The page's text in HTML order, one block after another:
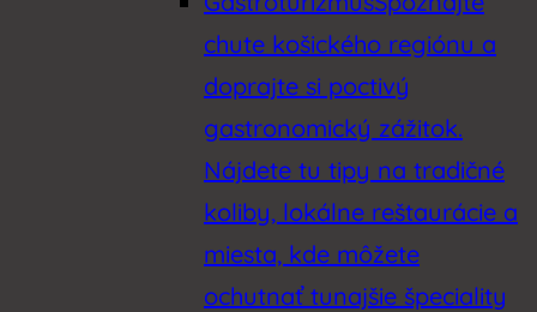
chute košického regiónu a
doprajte si poctivý
gastronomický zážitok.
Nájdete tu tipy na tradičné
koliby, lokálne reštaurácie a
miesta, kde môžete
ochutnať tunajšie špeciality